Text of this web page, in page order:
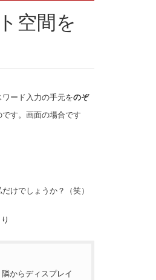
空間を
ード入力の手元をのぞ
です。画面の場合です
けでしょうか？（笑）
からディスプレイ